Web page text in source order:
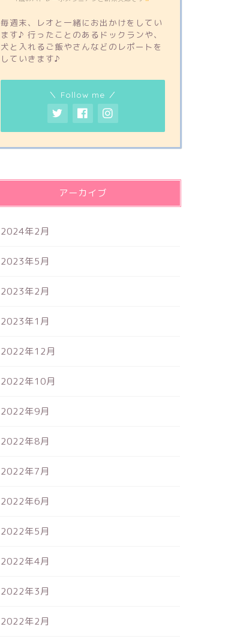
毎週末、レオと一緒にお出かけをしてい
ます♪ 行ったことのあるドックランや、
犬と入れるご飯やさんなどのレポートを
していきます♪
＼ Follow me ／
アーカイブ
2024年2月
2023年5月
2023年2月
2023年1月
2022年12月
2022年10月
2022年9月
2022年8月
2022年7月
2022年6月
2022年5月
2022年4月
2022年3月
2022年2月